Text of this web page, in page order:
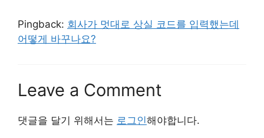
Pingback: 회사가 멋대로 상실 코드를 입력했는데
어떻게 바꾸나요?
Leave a Comment
댓글을 달기 위해서는 로그인해야합니다.